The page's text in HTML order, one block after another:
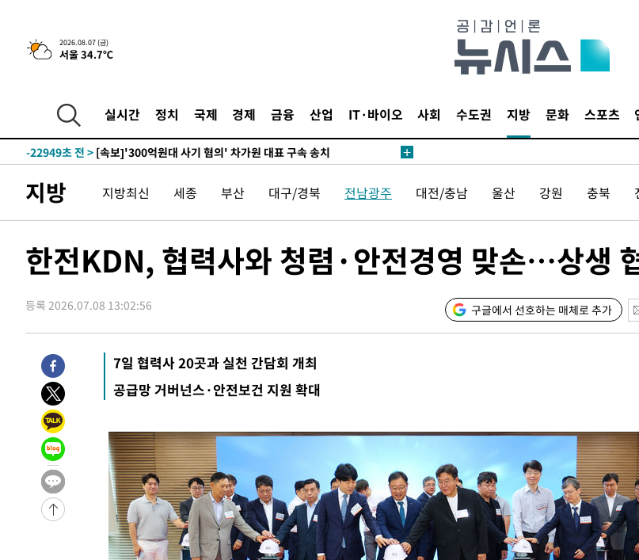
2026.08.07 (금)
서울 34.7℃
실시간 정치 국제 경제 금융 산업 IT·바이오 사회 수도권 지방 문화 스포츠
-6035초 전 >[속보] 뉴욕증시, 일제 하락 마감…나스닥 0.06%↓
-30073초 전 >[속보] 7월 중국 수출 23.9%↑ 수입 27.5%↑…무역총액
-27099초 전 >
[속보]종합특검, '관저이전 봐주기 감사' 유병호 구속기소
-23699초 전 >
-22949초 전 > [속보]'300억원대 사기 혐의' 차가원 대표 구속 송치
-20656초 전 >
[속보]경찰·노동부, HL만도 평택사업장 끼임 사망 관련 압수수색
-20537초 전 >[속보]합수본, '투표율 허위 입력' 중앙·서울·경기도 선관위 등 9곳
-20088초 전 >[속보]삼성전자·SK하이닉스 동반 강보합…1%대 상승 출발
-20042초 전 >[속보]코스피, 6300선 재탈환…1.09% 오른 6365.07 개장
-17207초 전 >시리아 다마스쿠스 교외에서 미니버스 폭발.. 14명 부상, 3명은 중
-16505초 전 >
입추에도 극한더위…서울 낮 39도 '폭염중대경보'
-11469초 전 >
이란, 호르무즈서 "적국 목표물들"과 대치로 남부 케슘섬에서 두차
례 큰 폭발음
-10184초 전 >
[속보]美, 폴리실리콘 수입 규제…파생제품 15% 관세, 120일 후
발효
-8335초 전 >
-6035초 전 >
[속보] 뉴욕증시, 일제 하락 마감…나스닥 0.06%↓
-30073초 전 >
[속보] 7월 중국 수출 23.9%↑ 수입 27.5%↑…무역총액
25.3%↑
-27233초 전 >
[속보]'채상병 순직 책임' 임성근, 항소심도 징역 3년
-27099초 전 >
[속보]종합특검, '관저이전 봐주기 감사' 유병호 구속기소
민주 콩고 에볼라환자 4천명 돌파, 4053명 발생 1850명 사망
[속보]'300억원대 사기 혐의' 차가원 대표 구속 송치
지방 지방최신 세종 부산 대구/경북 전남광주 대전/충남 울산 강원 충북
한전KDN, 협력사와 청렴·안전경영 맞손…상생
등록 2026.07.08 13:02:56 구글에서 선호하는 매체로 추가
7일 협력사 20곳과 실천 간담회 개최
공급망 거버넌스·안전보건 지원 확대